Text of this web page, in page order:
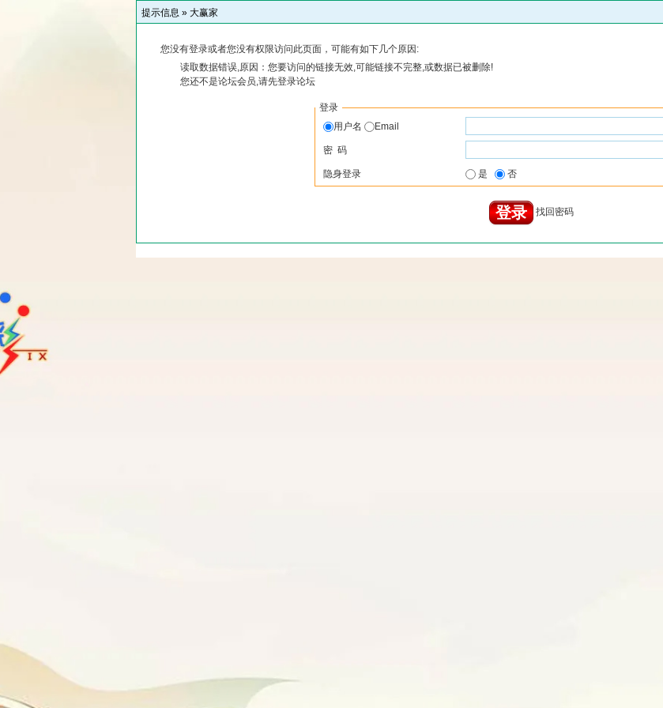
提示信息 » 大赢家
您没有登录或者您没有权限访问此页面，可能有如下几个原因:
读取数据错误,原因：您要访问的链接无效,可能链接不完整,或数据已被删除!
您还不是论坛会员,请先登录论坛
登录
用户名
Email
密 码
隐身登录 是 否
找回密码